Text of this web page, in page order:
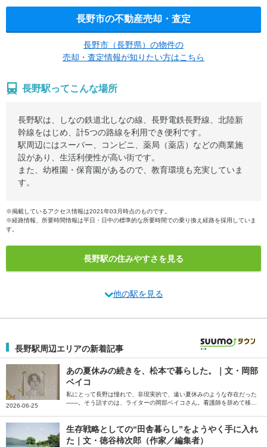
長野市の不動産売却・査定
長野市（長野県）の物件の
売却・査定情報が知りたい方はこちら
長野駅ってこんな場所
長野駅は、しなの鉄道北しなの線、長野電鉄長野線、北陸新
幹線をはじめ、計5つの路線を利用でき便利です。
駅周辺にはスーパー、コンビニ、薬局（薬店）などの商業施
設があり、生活利便性が高い街です。
また、幼稚園・保育園があるので、教育環境も充実していま
す。
※掲載しているアクセス情報は2021年03月時点のものです。
※経路情報、所要時間情報は平日・日中の標準的な所要時間での乗り換え経路を採用していま
す。
長野駅の住みやすさを見る
他の駅を見る
長野駅周辺エリアの新着記事
2026-06-25
あの夏休みの続きを、松本で暮らした。｜文・岡部
ベイコ
私にとって長野は憧れで、非現実的で、遠い夏休みのような存在だった
――。そう話すのは、ライターの岡部ベイコさん。看護師を辞めて移住
生存戦略としての“田舎暮らし”をようやく手に入れ
た｜文・徳谷柿次郎（作家／編集者）